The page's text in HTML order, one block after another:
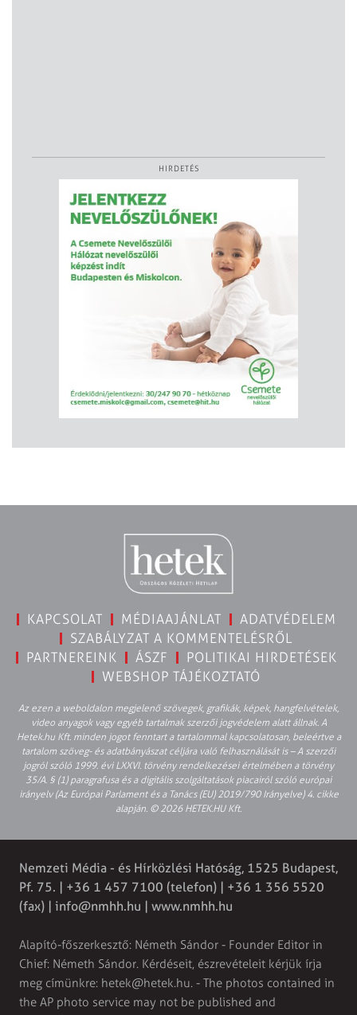
HIRDETÉS
KAPCSOLAT MÉDIAAJÁNLAT
ADATVÉDELEM
SZABÁLYZAT A KOMMENTELÉSRŐL
PARTNEREINK
ÁSZF
POLITIKAI HIRDETÉSEK
WEBSHOP TÁJÉKOZTATÓ
Az ezen a weboldalon megjelenő szövegek, grafikák, képek, hangfelvételek,
video anyagok vagy egyéb tartalmak szerzői jogvédelem alatt állnak. A
Hetek.hu Kft. minden jogot fenntart a tartalommal kapcsolatosan, beleértve a
tartalom szöveg- és adatbányászat céljára való felhasználását is – A szerzői
jogról szóló 1999. évi LXXVI. törvény rendelkezései értelmében a törvény
35/A. § (1) paragrafusa és a digitális szolgáltatások piacairól szóló európai
irányelv (Az Európai Parlament és a Tanács (EU) 2019/790 Irányelve) 4. cikke
alapján. © 2026 HETEK.HU Kft.
Nemzeti Média - és Hírközlési Hatóság, 1525 Budapest,
Pf. 75. | +36 1 457 7100 (telefon) | +36 1 356 5520
(fax) | info@nmhh.hu | www.nmhh.hu
Alapító-főszerkesztő: Németh Sándor - Founder Editor in
Chief: Németh Sándor. Kérdéseit, észrevételeit kérjük írja
meg címünkre: hetek@hetek.hu. - The photos contained in
the AP photo service may not be published and